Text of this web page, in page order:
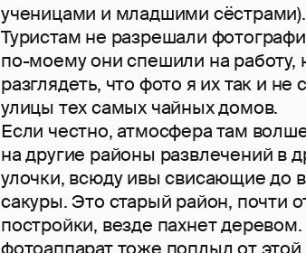
ученицами и младшими сёстрами).
Туристам не разрешали
по-моему они спешили на работу,
разглядеть, что фото я их так и
улицы тех самых чайных домов.
Если честно, атмосфера там
на другие районы развлечений в
улочки, всюду ивы свисающие до
сакуры. Это старый район, почти
постройки, везде пахнет
фотоаппарат тоже поплыл от